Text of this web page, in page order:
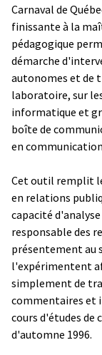
Carnaval de
finissante à la
pédagogique
démarche
autonomes et de
laboratoire, sur
informatique et
boîte de
en
Cet outil remplit
en relations
capacité
responsable des
présentement au
l'expérimentent
simplement de
commentaires et
cours d'études de
d'automne 1996.